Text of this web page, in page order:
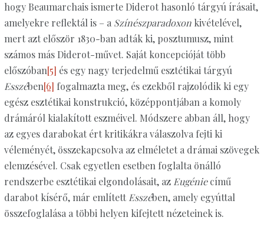
hogy Beaumarchais ismerte Diderot hasonló tárgyú írásait,
amelyekre reflektál is – a Színészparadoxonkivételével,
mert azt először 1830-ban adták ki, posztumusz, mint
számos más Diderot-művet. Saját koncepcióját több
előszóban[5] és egy nagy terjedelmű esztétikai tárgyú
Esszében[6] fogalmazta meg, és ezekből rajzolódik ki egy
egész esztétikai konstrukció, középpontjában a komoly
drámáról kialakított eszméivel. Módszere abban áll, hogy
az egyes darabokat ért kritikákra válaszolva fejti ki
véleményét, összekapcsolva az elméletet a drámai szövegek
elemzésével. Csak egyetlen esetben foglalta önálló
rendszerbe esztétikai elgondolásait, az Eugéniecímű
darabot kísérő, már említett Esszében, amely egyúttal
összefoglalása a többi helyen kifejtett nézeteinek is.